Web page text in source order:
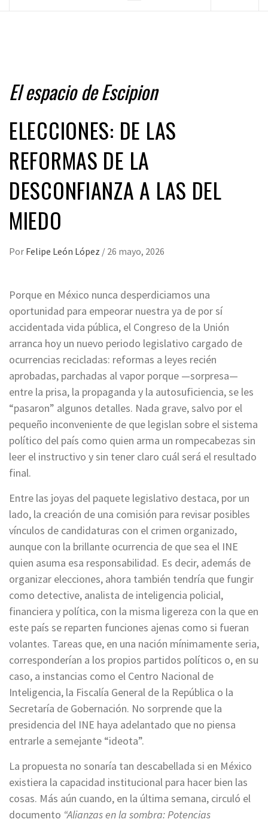
El espacio de Escipion
ELECCIONES: DE LAS
REFORMAS DE LA
DESCONFIANZA A LAS DEL
MIEDO
Por Felipe León López / 26 mayo, 2026
Porque en México nunca desperdiciamos una
oportunidad para empeorar nuestra ya de por sí
accidentada vida pública, el Congreso de la Unión
arranca hoy un nuevo periodo legislativo cargado de
ocurrencias recicladas: reformas a leyes recién
aprobadas, parchadas al vapor porque —sorpresa—
entre la prisa, la propaganda y la autosuficiencia, se les
“pasaron” algunos detalles. Nada grave, salvo por el
pequeño inconveniente de que legislan sobre el sistema
político del país como quien arma un rompecabezas sin
leer el instructivo y sin tener claro cuál será el resultado
final.
Entre las joyas del paquete legislativo destaca, por un
lado, la creación de una comisión para revisar posibles
vínculos de candidaturas con el crimen organizado,
aunque con la brillante ocurrencia de que sea el INE
quien asuma esa responsabilidad. Es decir, además de
organizar elecciones, ahora también tendría que fungir
como detective, analista de inteligencia policial,
financiera y política, con la misma ligereza con la que en
este país se reparten funciones ajenas como si fueran
volantes. Tareas que, en una nación mínimamente seria,
corresponderían a los propios partidos políticos o, en su
caso, a instancias como el Centro Nacional de
Inteligencia, la Fiscalía General de la República o la
Secretaría de Gobernación. No sorprende que la
presidencia del INE haya adelantado que no piensa
entrarle a semejante “ideota”.
La propuesta no sonaría tan descabellada si en México
existiera la capacidad institucional para hacer bien las
cosas. Más aún cuando, en la última semana, circuló el
documento “Alianzas en la sombra: Potencias